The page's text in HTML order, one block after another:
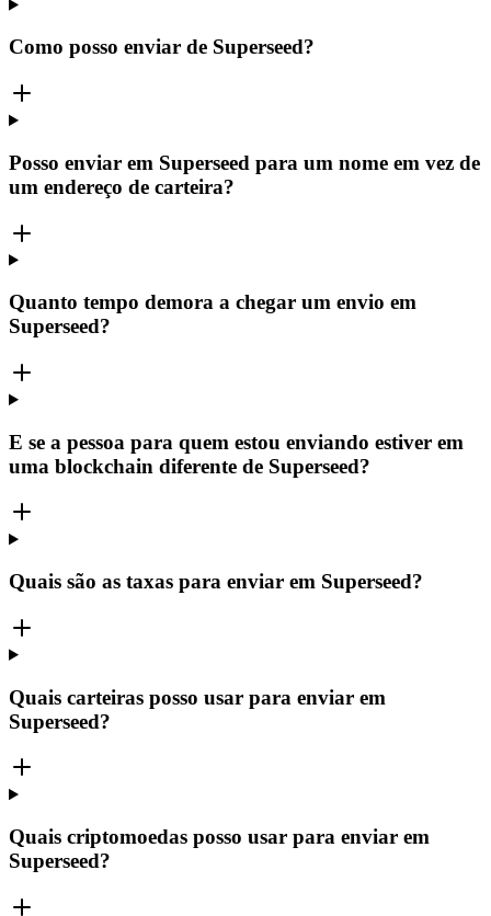
Como posso enviar de Superseed?
Posso enviar em Superseed para um nome em vez de
um endereço de carteira?
Quanto tempo demora a chegar um envio em
Superseed?
E se a pessoa para quem estou enviando estiver em
uma blockchain diferente de Superseed?
Quais são as taxas para enviar em Superseed?
Quais carteiras posso usar para enviar em
Superseed?
Quais criptomoedas posso usar para enviar em
Superseed?